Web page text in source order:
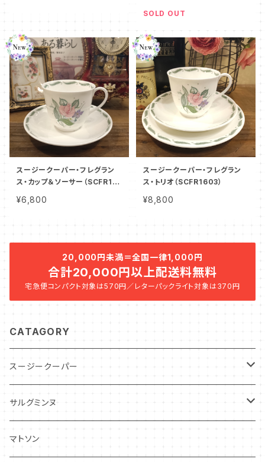
SOLD OUT
スージークーパー・フレグラン
ス・カップ＆ソーサー（SCFR16
¥6,800
スージークーパー・フレグラン
ス・トリオ（SCFR1603）
¥8,800
20,000円未満＝全国一律1,000円
合計20,000円以上配送料無料
宅急便コンパクト対象は570円／レターパックライト対象は370円
CATAGORY
スージークーパー
パトリシアローズ
ドレスデンスプレイ
サルグミンヌ
ニーナローサ
マトソン